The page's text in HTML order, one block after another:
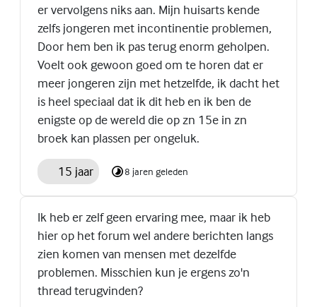
er vervolgens niks aan. Mijn huisarts kende
zelfs jongeren met incontinentie problemen,
Door hem ben ik pas terug enorm geholpen.
Voelt ook gewoon goed om te horen dat er
meer jongeren zijn met hetzelfde, ik dacht het
is heel speciaal dat ik dit heb en ik ben de
enigste op de wereld die op zn 15e in zn
broek kan plassen per ongeluk.
15 jaar 8 jaren geleden
Ik heb er zelf geen ervaring mee, maar ik heb
hier op het forum wel andere berichten langs
zien komen van mensen met dezelfde
problemen. Misschien kun je ergens zo'n
thread terugvinden?